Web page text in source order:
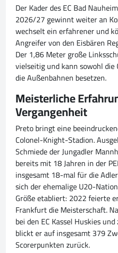
Der Kader des EC Bad
2026/27 gewinnt weiter an
wechselt ein erfahrener und
Angreifer von den Eisbären
Der 1,86 Meter große
vielseitig und kann sowohl
die Außenbahnen besetzen.
Meisterliche
Vergangenheit
Preto bringt eine
Colonel-Knight-Stadion.
Schmiede der Jungadler
bereits mit 18 Jahren in der
insgesamt 18-mal für die
sich der ehemalige U20-
Größe etabliert: 2022 feierte
Frankfurt die Meisterschaft.
bei den EC Kassel Huskies
blickt er auf insgesamt 379
Scorerpunkten zurück.